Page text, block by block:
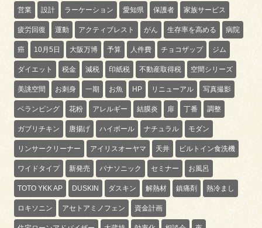
営業 設計 ラーケーション 愛知県 保護者 家族サービス
疲労回復 運動 アクティブレスト がん 生存率を高める 病院
癌 10月5日 大阪万博 予算 人件費 チョコザップ ジム
ダイエット 税金 減税 印紙税 不動産取得税 空間シリーズ
美誂空間 お刺身 一期 お魚 HP リニューアル 写真撮影
ベランピング 花粉 アレルギー 結膜炎 扉 丁番 調整
ガブリチキン 唐揚げ ハイボール ナチュラル モダン
リンサークリーナー アイリスオーヤマ 天井 ビルトイン食洗機
ワイドタイプ 新発売 パナソニック セミナー お風呂
TOTO YKK AP DUSKIN ダスキン 解熱材 鎮痛剤 熱冷まし
ロキソニン アセトアミノフェン 資金計画